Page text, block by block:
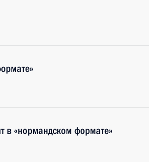
«нормандском формате»